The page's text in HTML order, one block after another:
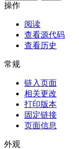
操作
阅读
查看源代码
查看历史
常规
链入页面
相关更改
打印版本
固定链接
页面信息
外观